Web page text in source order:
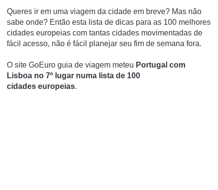
Queres ir em uma viagem da cidade em breve? Mas não
sabe onde? Então esta lista de dicas para as 100 melhores
cidades europeias com tantas cidades movimentadas de
fácil acesso, não é fácil planejar seu fim de semana fora.
O site GoEuro guia de viagem meteu Portugal com
Lisboa no 7º lugar numa lista de 100
cidades europeias.